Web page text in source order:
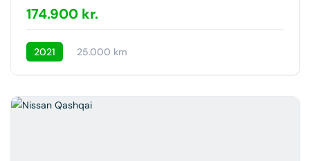
174.900 kr.
2021 25.000 km